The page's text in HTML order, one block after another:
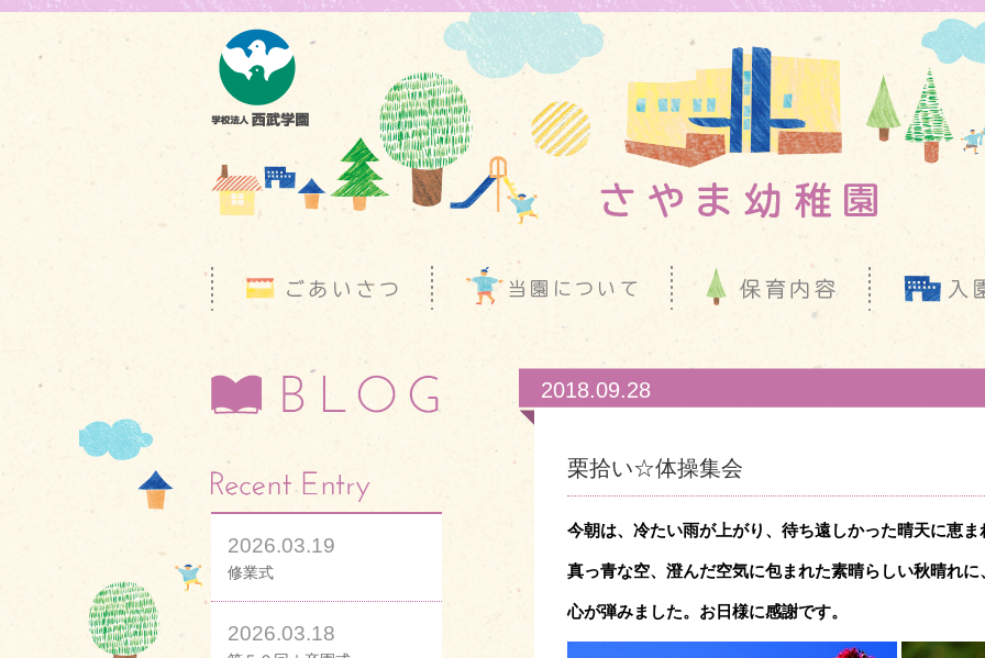
2026.03.19
修業式
2026.03.18
2018.09.28
栗拾い☆体操集会
今朝は、冷たい雨が上がり、待ち遠しかった晴天に恵ま
真っ青な空、澄んだ空気に包まれた素晴らしい秋晴れ
心が弾みました。お日様に感謝です。